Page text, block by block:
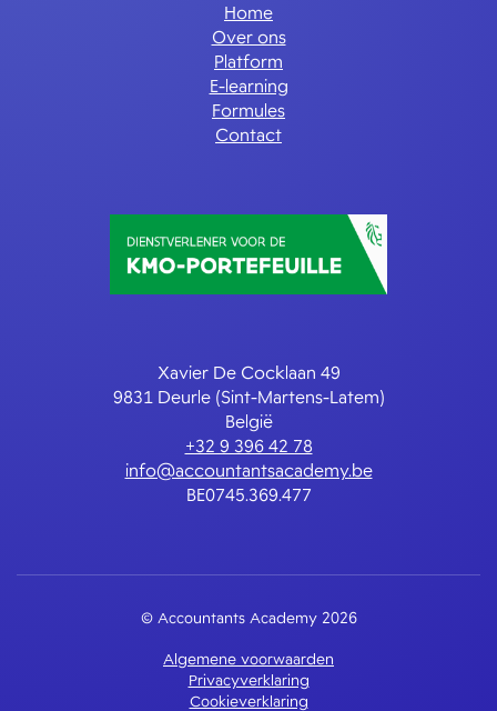
Home
Over ons
Platform
E-learning
Formules
Contact
Xavier De Cocklaan 49
9831 Deurle (Sint-Martens-Latem)
België
+32 9 396 42 78
info@accountantsacademy.be
BE0745.369.477
© Accountants Academy 2026
Algemene voorwaarden
Privacyverklaring
Cookieverklaring